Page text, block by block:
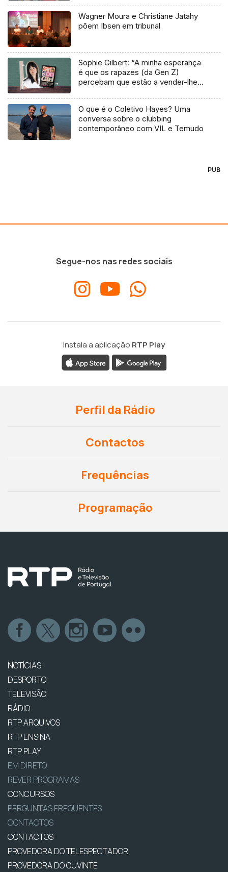
Wagner Moura e Christiane Jatahy
põem Ibsen em tribunal
Sophie Gilbert: “A minha esperança
é que os rapazes (da Gen Z)
percebam que estão a vender-lhes
O que é o Coletivo Hayes? Uma
conversa sobre o clubbing
contemporâneo com VIL e Temudo
PUB
Segue-nos nas redes sociais
Instala a aplicação RTP Play
Perfil da Rádio
Contactos
Frequências
Programação
NOTÍCIAS
DESPORTO
TELEVISÃO
RÁDIO
RTP ARQUIVOS
RTP ENSINA
RTP PLAY
EM DIRETO
REVER PROGRAMAS
CONCURSOS
PERGUNTAS FREQUENTES
CONTACTOS
CONTACTOS
PROVEDORA DO TELESPECTADOR
PROVEDORA DO OUVINTE